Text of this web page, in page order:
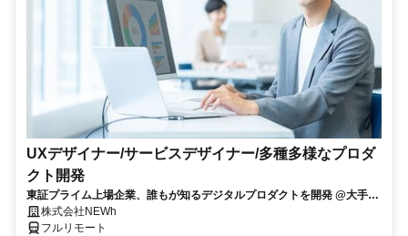
UXデザイナー/サービスデザイナー/多種多様なプロダ
クト開発
東証プライム上場企業、誰もが知るデジタルプロダクトを開発 @大手町
駅 株式会社NEWh
フルリモート